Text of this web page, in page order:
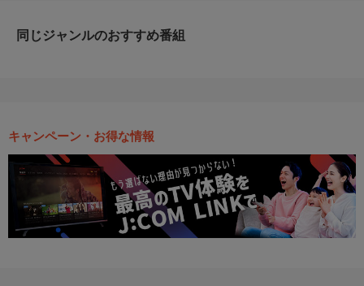
同じジャンルのおすすめ番組
キャンペーン・お得な情報